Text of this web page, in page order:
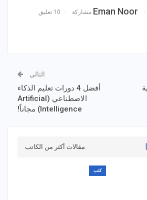
Eman Noor 10 تعليق
التالي
أفضل 4 دورات تعليم الذكاء
الاصطناعي (Artificial
Intelligence) مجاناً!
مقالات أكثر من الكاتب
كتب